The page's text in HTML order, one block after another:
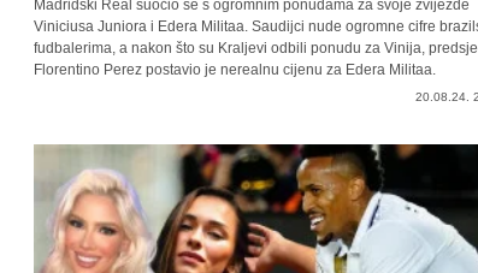
Madridski Real suočio se s ogromnim ponudama za svoje zvijezde
Viniciusa Juniora i Edera Militaa. Saudijci nude ogromne cifre
fudbalerima, a nakon što su Kraljevi odbili ponudu za Vinija,
Florentino Perez postavio je nerealnu cijenu za Edera Militaa.
20.08.24.